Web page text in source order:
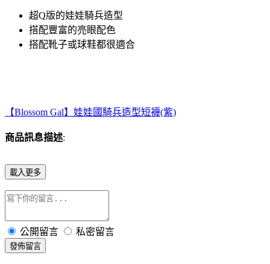
超Q版的娃娃騎兵造型
搭配豐富的亮眼配色
搭配靴子或球鞋都很適合
【Blossom Gal】娃娃國騎兵造型短襪(紫)
商品訊息描述:
載入更多
公開留言 私密留言
發佈留言